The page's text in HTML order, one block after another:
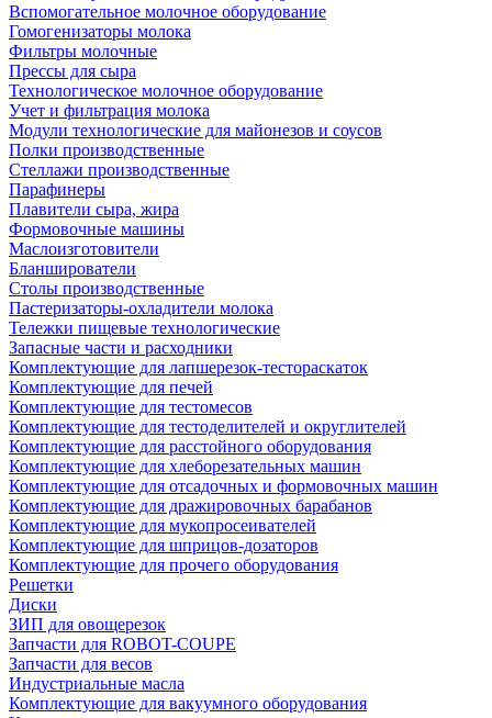
Вспомогательное молочное оборудование
Гомогенизаторы молока
Фильтры молочные
Прессы для сыра
Технологическое молочное оборудование
Учет и фильтрация молока
Модули технологические для майонезов и соусов
Полки производственные
Стеллажи производственные
Парафинеры
Плавители сыра, жира
Формовочные машины
Маслоизготовители
Бланширователи
Столы производственные
Пастеризаторы-охладители молока
Тележки пищевые технологические
Запасные части и расходники
Комплектующие для лапшерезок-тестораскаток
Комплектующие для печей
Комплектующие для тестомесов
Комплектующие для тестоделителей и округлителей
Комплектующие для расстойного оборудования
Комплектующие для хлеборезательных машин
Комплектующие для отсадочных и формовочных машин
Комплектующие для дражировочных барабанов
Комплектующие для мукопросеивателей
Комплектующие для шприцов-дозаторов
Комплектующие для прочего оборудования
Решетки
Диски
ЗИП для овощерезок
Запчасти для ROBOT-COUPE
Запчасти для весов
Индустриальные масла
Комплектующие для вакуумного оборудования